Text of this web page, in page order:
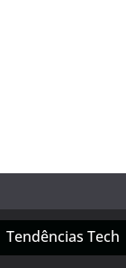
Tendências Tech